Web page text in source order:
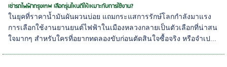
เช่ารถไฟฟ้ากรุงเทพ เลือกรุ่นไหนดีให้เหมาะกับการใช้งาน?
ในยุคที่ราคาน้ำมันผันผวนบ่อย แถมกระแสการรักษ์โลกกำลังมาแรง
การเลือกใช้งานยานยนต์ไฟฟ้าในเมืองหลวงกลายเป็นตัวเลือกที่น่าสน
ใจมากๆ สำหรับใครที่อยากทดลองขับก่อนตัดสินใจซื้อจริง หรือจำเป...